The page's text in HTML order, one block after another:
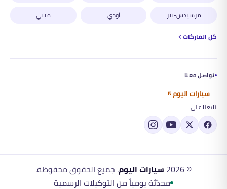
مرسيدس-بنز
أودي
ميني
كل الماركات
تواصل معنا
سيارات اليوم
تابعنا على
©
2026 سيارات اليوم. جميع الحقوق محفوظة.
محدّثة يومياً من التوكيلات الرسمية